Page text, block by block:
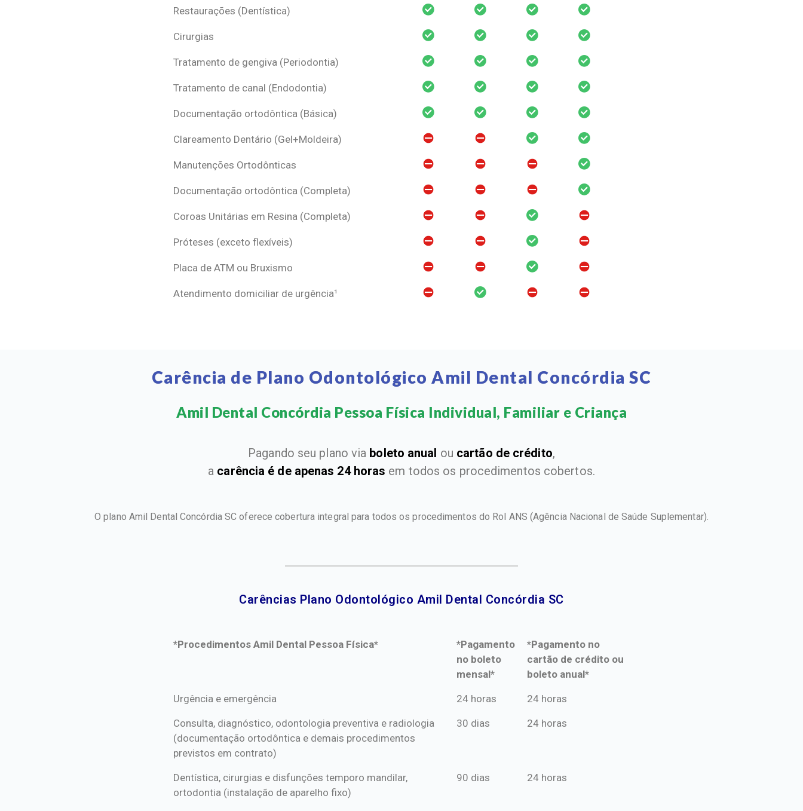
Restaurações (Dentística)
Cirurgias
Tratamento de gengiva (Periodontia)
Tratamento de canal (Endodontia)
Documentação ortodôntica (Básica)
Clareamento Dentário (Gel+Moldeira)
Manutenções Ortodônticas
Documentação ortodôntica (Completa)
Coroas Unitárias em Resina (Completa)
Próteses (exceto flexíveis)
Placa de ATM ou Bruxismo
Atendimento domiciliar de urgência¹
Carência de Plano Odontológico Amil Dental Concórdia SC
Amil Dental Concórdia Pessoa Física Individual, Familiar e Criança​
Pagando seu plano via boleto anual ou cartão de crédito,
a carência é de apenas 24 horas em todos os procedimentos cobertos.
O plano Amil Dental Concórdia SC oferece cobertura integral para todos os procedimentos do Rol ANS (Agência Nacional de Saúde Suplementar).
Carências Plano Odontológico Amil Dental Concórdia SC​
*Procedimentos Amil Dental Pessoa Física*
*Pagamento
no boleto
mensal*
*Pagamento no
cartão de crédito ou
boleto anual*
*Procedimentos Amil Dental Pessoa Física*
*Pagamento
mensal*
*Pagamento no
boleto anual*
Urgência e emergência 24 horas 24 horas
Consulta, diagnóstico, odontologia preventiva e radiologia
(documentação ortodôntica e demais procedimentos
previstos em contrato)
30 dias 24 horas
Dentística, cirurgias e disfunções temporo mandilar,
ortodontia (instalação de aparelho fixo)
90 dias 24 horas